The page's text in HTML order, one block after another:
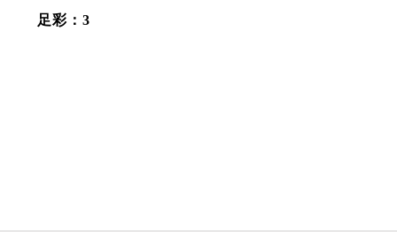
足彩：3